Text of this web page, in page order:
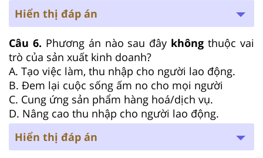
Hiển thị đáp án
Câu 6. Phương án nào sau đây không thuộc vai
trò của sản xuất kinh doanh?
A. Tạo việc làm, thu nhập cho người lao động.
B. Đem lại cuộc sống ấm no cho mọi người
C. Cung ứng sản phẩm hàng hoá/dịch vụ.
D. Nâng cao thu nhập cho người lao động.
Hiển thị đáp án